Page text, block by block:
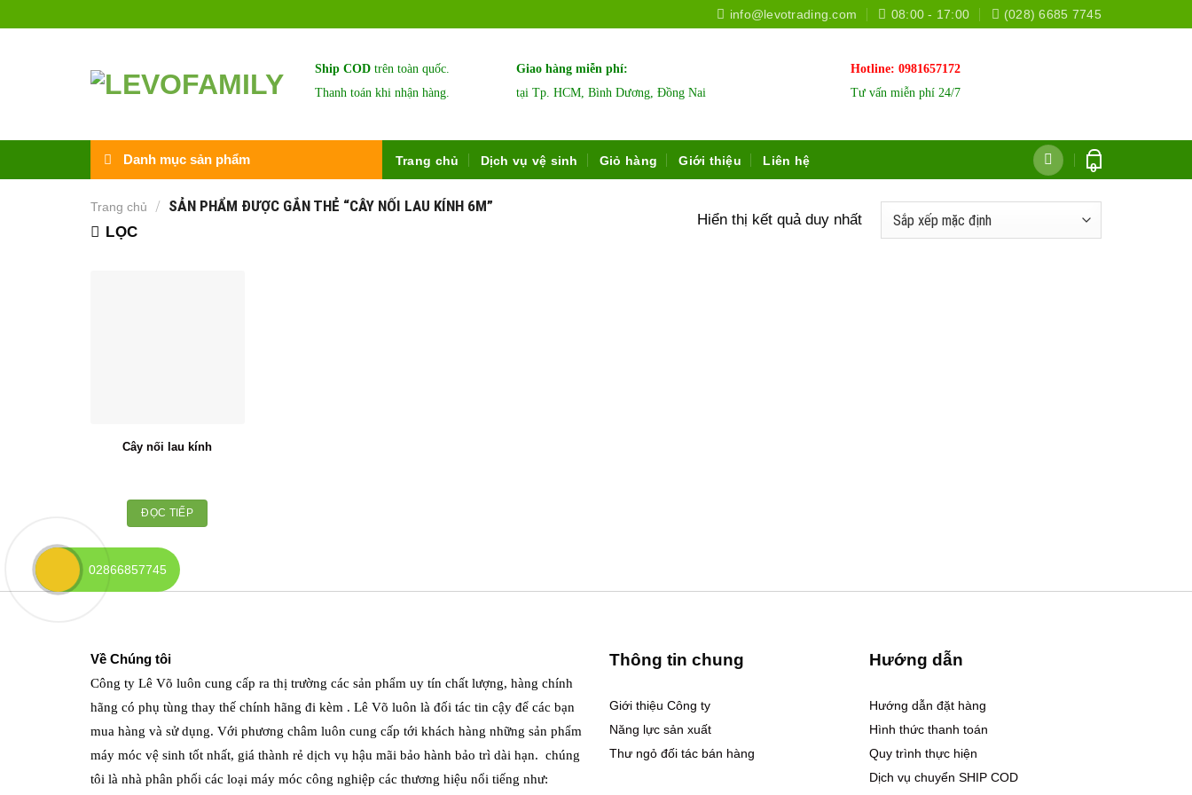
info@levotrading.com 08:00 - 17:00 (028) 6685 7745
Ship COD trên toàn quốc.
Thanh toán khi nhận hàng.
Giao hàng miễn phí:
tại Tp. HCM, Bình Dương, Đồng Nai
Hotline: 0981657172
Tư vấn miễn phí 24/7
Danh mục sản phẩm Trang chủ Dịch vụ vệ sinh Giỏ hàng Giới thiệu Liên hệ
0
Trang chủ / SẢN PHẨM ĐƯỢC GẮN THẺ “CÂY NỐI LAU KÍNH 6M”
LỌC
Hiển thị kết quả duy nhất
Cây nối lau kính
ĐỌC TIẾP
Về Chúng tôi
Công ty Lê Võ luôn cung cấp ra thị trường các sản phẩm uy tín chất lượng, hàng chính
hãng có phụ tùng thay thế chính hãng đi kèm . Lê Võ luôn là đối tác tin cậy để các bạn
mua hàng và sử dụng. Với phương châm luôn cung cấp tới khách hàng những sản phẩm
máy móc vệ sinh tốt nhất, giá thành rẻ dịch vụ hậu mãi bảo hành bảo trì dài hạn. chúng
tôi là nhà phân phối các loại máy móc công nghiệp các thương hiệu nổi tiếng như:
Thông tin chung
Giới thiệu Công ty
Năng lực sản xuất
Thư ngỏ đối tác bán hàng
Hướng dẫn
Hướng dẫn đặt hàng
Hình thức thanh toán
Quy trình thực hiện
Dịch vụ chuyển SHIP COD
02866857745